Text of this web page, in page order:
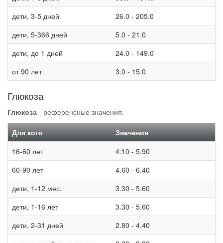
дети, 3-5 дней
26.0 - 205.0
дети, 5-366 дней
5.0 - 21.0
дети, до 1 дней
24.0 - 149.0
от 90 лет
3.0 - 15.0
Глюкоза
Глюкоза - референсные значения:
Для кого
Значения
16-60 лет
4.10 - 5.90
60-90 лет
4.60 - 6.40
дети, 1-12 мес.
3.30 - 5.60
дети, 1-16 лет
3.30 - 5.60
дети, 2-31 дней
2.80 - 4.40